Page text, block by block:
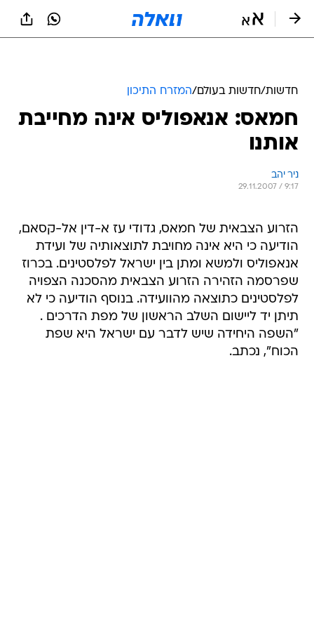
חדשות/חדשות בעולם/המזרח התיכון
חמאס: אנאפוליס אינה מחייבת
אותנו
ניר יהב
29.11.2007 / 9:17
הזרוע הצבאית של חמאס, גדודי עז א-דין אל-קסאם,
הודיעה כי היא אינה מחויבת לתוצאותיה של ועידת
אנאפוליס ולמשא ומתן בין ישראל לפלסטינים. בכרוז
שפרסמה הזהירה הזרוע הצבאית מהסכנה הצפויה
לפלסטינים כתוצאה מהוועידה. בנוסף הודיעה כי לא
תיתן יד ליישום השלב הראשון של מפת הדרכים .
"השפה היחידה שיש לדבר עם ישראל היא שפת
הכוח", נכתב.